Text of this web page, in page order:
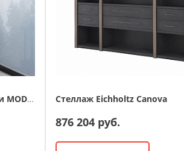
Стеллаж отделка шпон эбони MOD INTERIORS BENISSA Стеллаж Eichholtz Canova
876 204 руб.